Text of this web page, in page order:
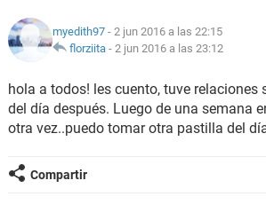
myedith97 - 2 jun 2016 a las 22:15
florziita - 2 jun 2016 a las 23:12
hola a todos! les cuento, tuve
del día después. Luego de una semana
otra vez..puedo tomar otra pastilla del
Compartir